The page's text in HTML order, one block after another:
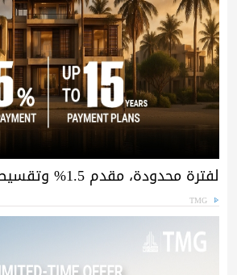
لفترة محدودة، مقدم 1.5% وتقسيط حتى 15 سنة
TMG